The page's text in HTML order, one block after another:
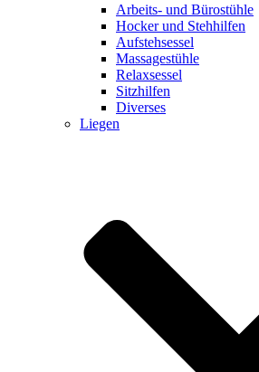
Arbeits- und Bürostühle
Hocker und Stehhilfen
Aufstehsessel
Massagestühle
Relaxsessel
Sitzhilfen
Diverses
Liegen